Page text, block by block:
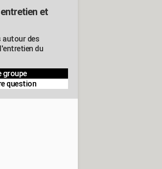
et
autour des
du
groupe
question